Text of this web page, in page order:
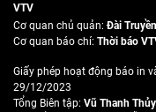
VTV
Cơ quan chủ quản:Đài
Cơ quan báo chí: Thời báo
Giấy phép hoạt động báo in
29/12/2023
Tổng Biên tập: Vũ Thanh Thủy